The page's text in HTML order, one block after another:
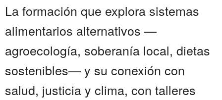
La formación que explora sistemas
alimentarios alternativos —
agroecología, soberanía local, dietas
sostenibles— y su conexión con
salud, justicia y clima, con talleres